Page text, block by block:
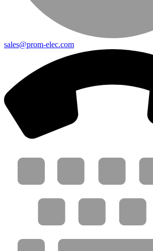
sales@prom-elec.com